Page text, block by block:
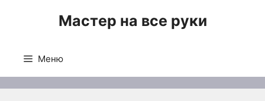
Мастер на все руки
Меню